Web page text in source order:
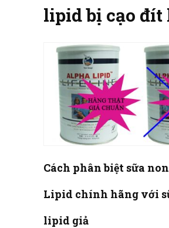
lipid bị cạo đít
Cách phân biệt sữa
Lipid chính hãng với
lipid giả